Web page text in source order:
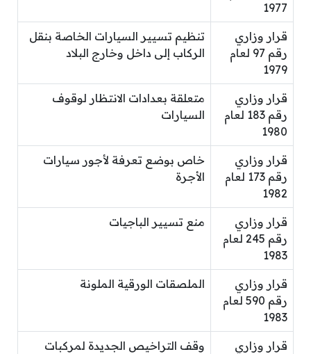
1977
قرار وزاري
رقم 97 لعام
1979
تنظيم تسيير السيارات الخاصة بنقل
الركاب إلى داخل وخارج البلاد
قرار وزاري
رقم 183 لعام
1980
متعلقة بعدادات الانتظار لوقوف
السيارات
قرار وزاري
رقم 173 لعام
1982
خاص بوضع تعرفة لأجور سيارات
الأجرة
قرار وزاري
رقم 245 لعام
1983
منع تسيير الباجيات
قرار وزاري
رقم 590 لعام
1983
الملصقات الورقية الملونة
قرار وزاري
وقف التراخيص الجديدة لمركبات